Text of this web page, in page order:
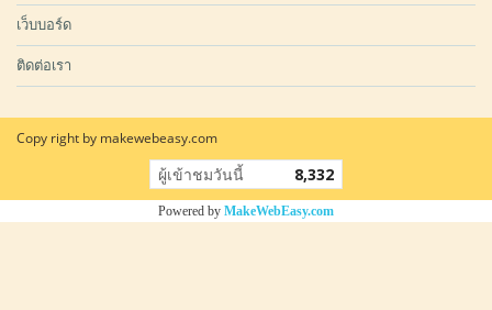
เว็บบอร์ด
ติดต่อเรา
Copy right by makewebeasy.com
ผู้เข้าชมวันนี้ 8,332
Powered by MakeWebEasy.com